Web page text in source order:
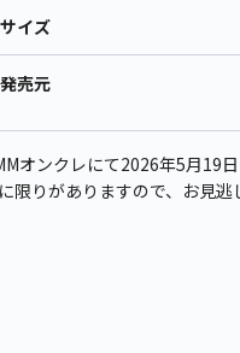
サイズ
発売元
オンクレにて2026年5月19
限りがありますので、お見逃